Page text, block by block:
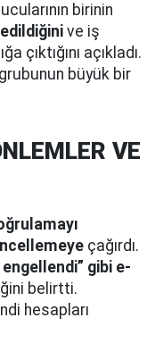
birinin
ve iş
çıktığını açıkladı.
büyük bir
VE
çağırdı.
gibi e-
belirtti.
hesapları